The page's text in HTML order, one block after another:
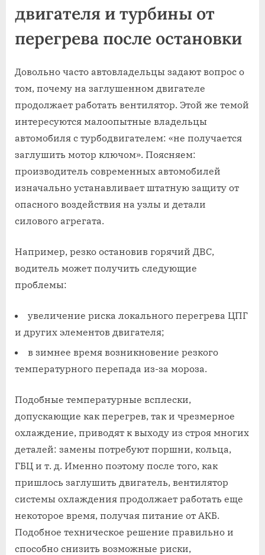
двигателя и турбины от
перегрева после остановки
Довольно часто автовладельцы задают вопрос о
том, почему на заглушенном двигателе
продолжает работать вентилятор. Этой же темой
интересуются малоопытные владельцы
автомобиля с турбодвигателем: «не получается
заглушить мотор ключом». Поясняем:
производитель современных автомобилей
изначально устанавливает штатную защиту от
опасного воздействия на узлы и детали
силового агрегата.
Например, резко остановив горячий ДВС,
водитель может получить следующие
проблемы:
увеличение риска локального перегрева ЦПГ
и других элементов двигателя;
в зимнее время возникновение резкого
температурного перепада из-за мороза.
Подобные температурные всплески,
допускающие как перегрев, так и чрезмерное
охлаждение, приводят к выходу из строя многих
деталей: замены потребуют поршни, кольца,
ГБЦ и т. д. Именно поэтому после того, как
пришлось заглушить двигатель, вентилятор
системы охлаждения продолжает работать еще
некоторое время, получая питание от АКБ.
Подобное техническое решение правильно и
способно снизить возможные риски,